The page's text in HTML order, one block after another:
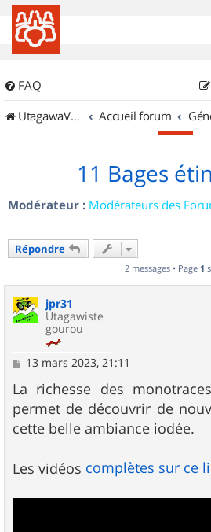
FAQ
UtagawaVTT (Randos VTT et VTTAE avec traces GPS)
Accueil forum
11 Bages
Modérateur : Modérateurs des
Répondre
2 messages • Page 1
jpr31
Utagawiste
gourou
M
s
s
a
g
e
13 mars 2023, 21:11
La richesse des
permet de découvrir de
cette belle ambiance iodée.
Les vidéos complètes sur ce